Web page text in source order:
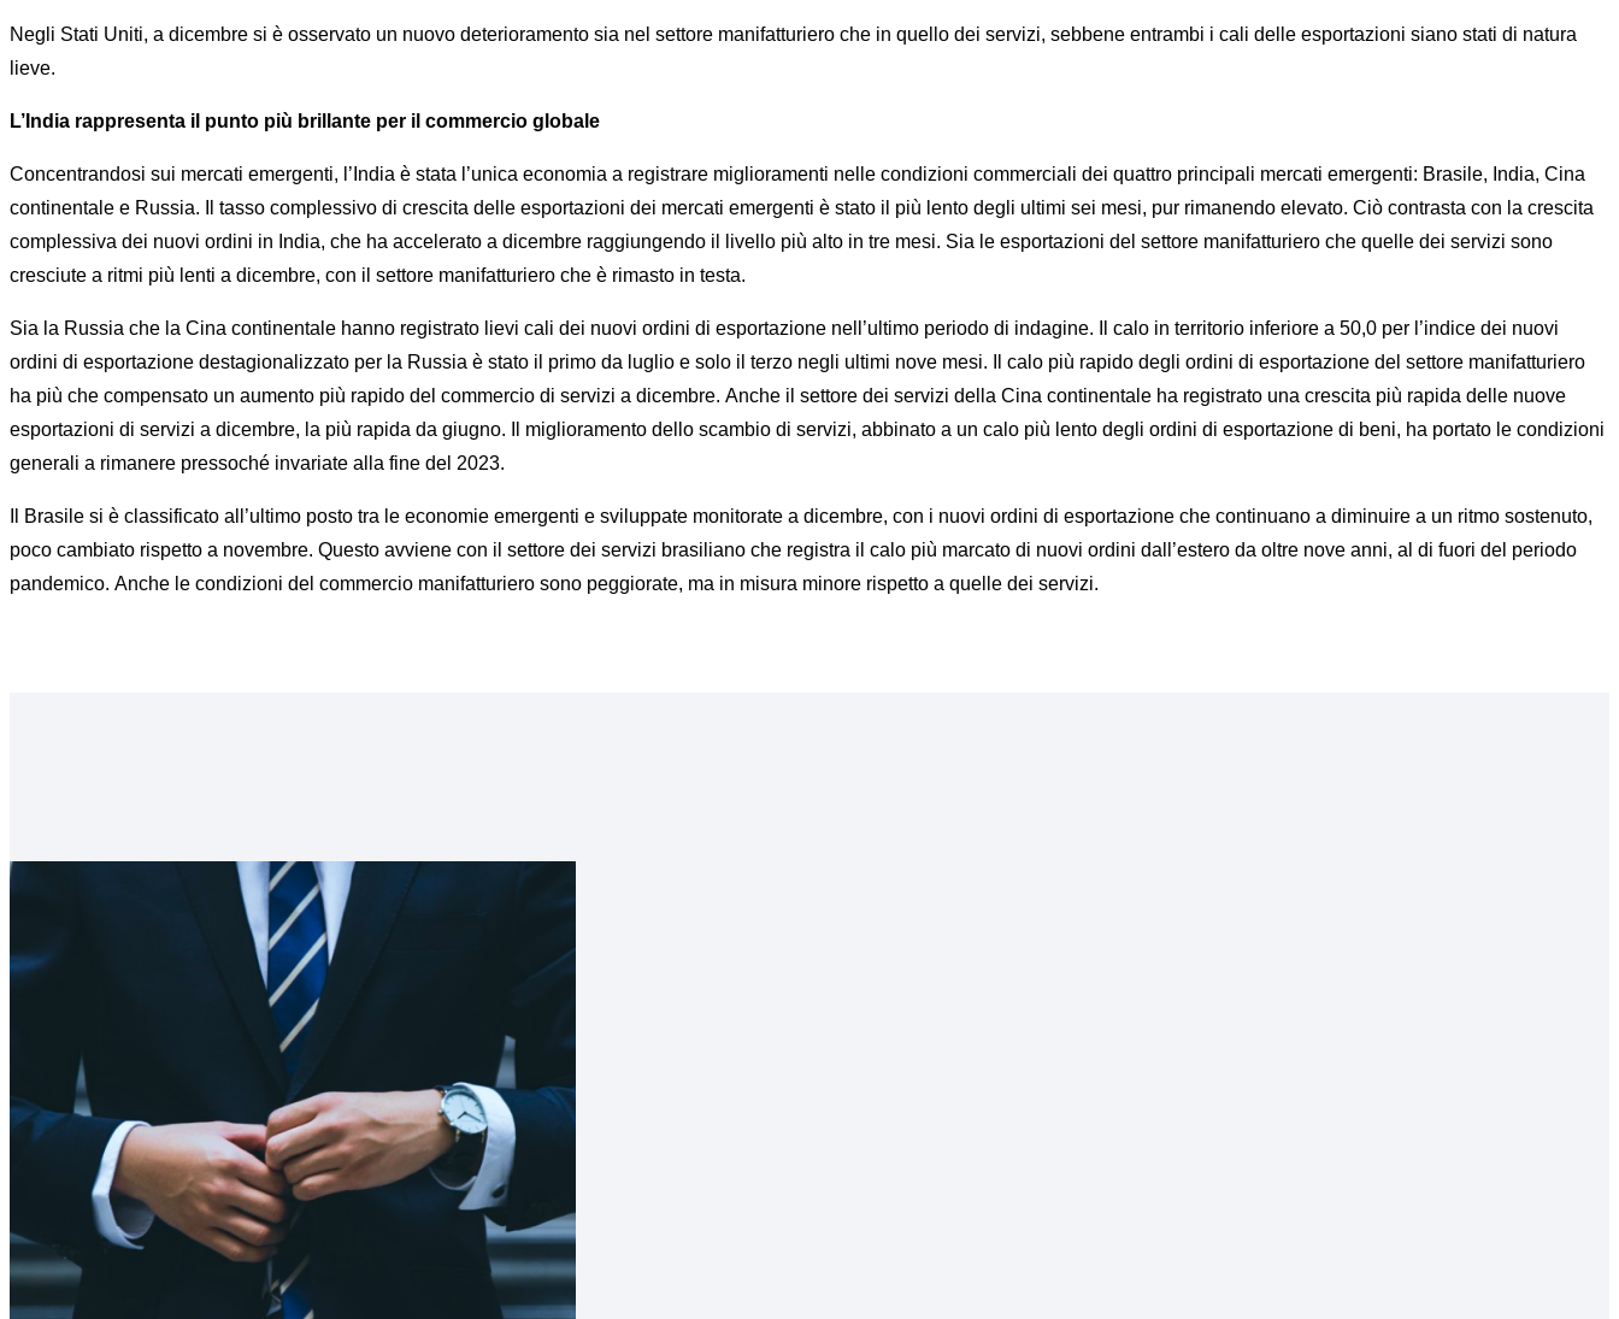
Negli Stati Uniti, a dicembre si è osservato un nuovo deterioramento sia nel settore manifatturiero che in quello dei servizi, sebbene entrambi i cali delle esportazioni siano stati di natura
lieve.
L’India rappresenta il punto più brillante per il commercio globale
Concentrandosi sui mercati emergenti, l’India è stata l’unica economia a registrare miglioramenti nelle condizioni commerciali dei quattro principali mercati emergenti: Brasile, India, Cina
continentale e Russia. Il tasso complessivo di crescita delle esportazioni dei mercati emergenti è stato il più lento degli ultimi sei mesi, pur rimanendo elevato. Ciò contrasta con la crescita
complessiva dei nuovi ordini in India, che ha accelerato a dicembre raggiungendo il livello più alto in tre mesi. Sia le esportazioni del settore manifatturiero che quelle dei servizi sono
cresciute a ritmi più lenti a dicembre, con il settore manifatturiero che è rimasto in testa.
Sia la Russia che la Cina continentale hanno registrato lievi cali dei nuovi ordini di esportazione nell’ultimo periodo di indagine. Il calo in territorio inferiore a 50,0 per l’indice dei nuovi
ordini di esportazione destagionalizzato per la Russia è stato il primo da luglio e solo il terzo negli ultimi nove mesi. Il calo più rapido degli ordini di esportazione del settore manifatturiero
ha più che compensato un aumento più rapido del commercio di servizi a dicembre. Anche il settore dei servizi della Cina continentale ha registrato una crescita più rapida delle nuove
esportazioni di servizi a dicembre, la più rapida da giugno. Il miglioramento dello scambio di servizi, abbinato a un calo più lento degli ordini di esportazione di beni, ha portato le condizioni
generali a rimanere pressoché invariate alla fine del 2023.
Il Brasile si è classificato all’ultimo posto tra le economie emergenti e sviluppate monitorate a dicembre, con i nuovi ordini di esportazione che continuano a diminuire a un ritmo sostenuto,
poco cambiato rispetto a novembre. Questo avviene con il settore dei servizi brasiliano che registra il calo più marcato di nuovi ordini dall’estero da oltre nove anni, al di fuori del periodo
pandemico. Anche le condizioni del commercio manifatturiero sono peggiorate, ma in misura minore rispetto a quelle dei servizi.